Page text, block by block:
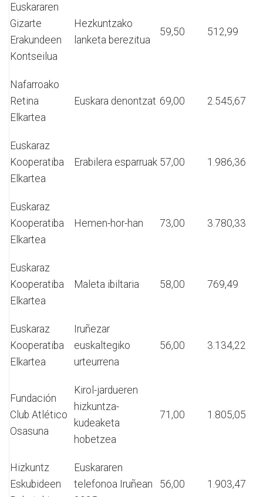
Euskararen
Gizarte
Erakundeen
Kontseilua
Hezkuntzako
lanketa berezitua
59,50 512,99
Nafarroako
Retina
Elkartea
Euskara denontzat 69,00 2.545,67
Euskaraz
Kooperatiba
Elkartea
Erabilera esparruak 57,00 1.986,36
Euskaraz
Kooperatiba
Elkartea
Hemen-hor-han 73,00 3.780,33
Euskaraz
Kooperatiba
Elkartea
Maleta ibiltaria 58,00 769,49
Euskaraz
Kooperatiba
Elkartea
Iruñezar
euskaltegiko
urteurrena
56,00 3.134,22
Fundación
Club Atlético
Osasuna
Kirol-jardueren
hizkuntza-
kudeaketa
hobetzea
71,00 1.805,05
Hizkuntz
Eskubideen
Euskararen
telefonoa Iruñean
56,00 1.903,47